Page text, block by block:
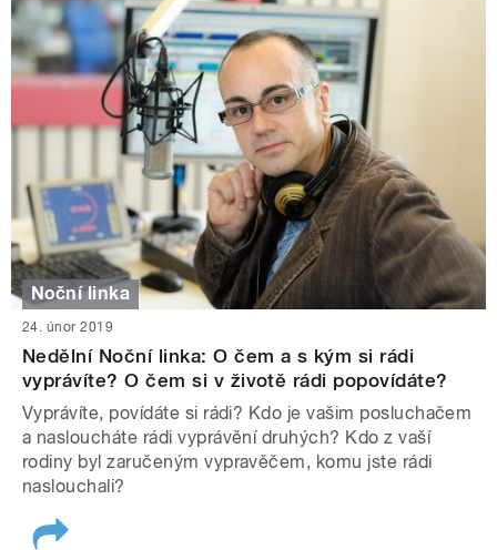
Noční linka
24. únor 2019
Nedělní Noční linka: O čem a s kým si rádi
vyprávíte? O čem si v životě rádi popovídáte?
Vyprávíte, povídáte si rádi? Kdo je vašim posluchačem
a nasloucháte rádi vyprávění druhých? Kdo z vaší
rodiny byl zaručeným vypravěčem, komu jste rádi
naslouchali?